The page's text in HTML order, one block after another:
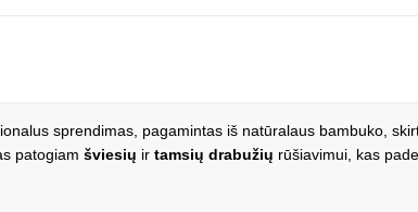
sprendimas, pagamintas iš natūralaus bambuko,
patogiam šviesių ir tamsių drabužių rūšiavimui, kas